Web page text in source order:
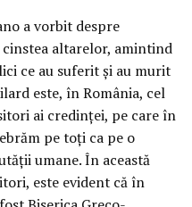
a vorbit despre
altarelor, amintind
ce au suferit şi au murit
este, în România, cel
ai credinţei, pe care în
pe toţi ca pe o
umane. În această
este evident că în